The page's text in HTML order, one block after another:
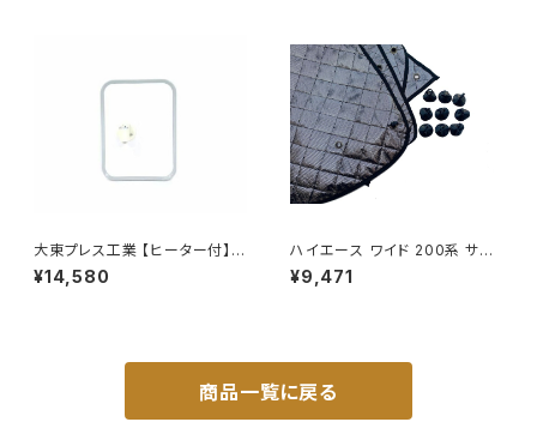
大東プレス工業 【ヒーター付】
サイドミラー/バックミラー トレ
¥14,580
ハイエース ワイド 200系 サン
シェード キャンピング 4層構造
車中泊 遮光 断熱 暑さ対策 盗
¥9,471
商品一覧に戻る